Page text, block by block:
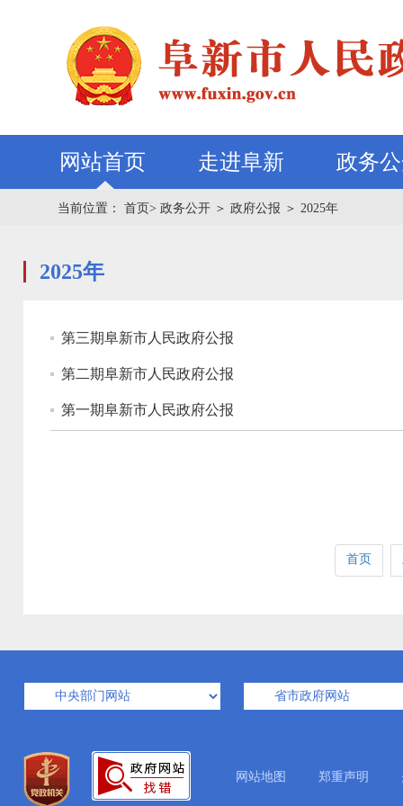
网站首页 走进阜新 政务
当前位置： 首页> 政务公开 ＞ 政府公报 ＞ 2025年
2025年
第三期阜新市人民政府公报
第二期阜新市人民政府公报
第一期阜新市人民政府公报
首页
网站地图 郑重声明